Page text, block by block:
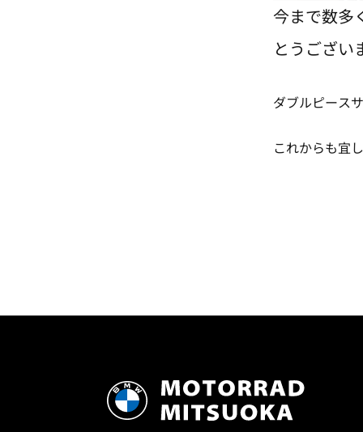
今まで数
とうござい
ダブルピース
これからも宜